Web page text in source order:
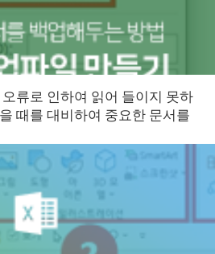
류로 인하여 읽어 들이지 못하
때를 대비하여 중요한 문서를